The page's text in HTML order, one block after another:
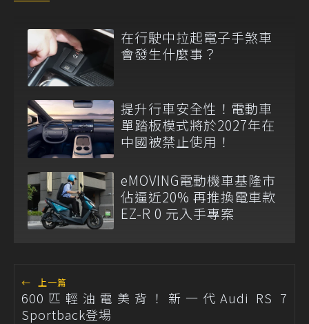
在行駛中拉起電子手煞車
會發生什麼事？
提升行車安全性！電動車
單踏板模式將於2027年在
中國被禁止使用！
eMOVING電動機車基隆市
佔逼近20% 再推換電車款
EZ-R 0 元入手專案
← 上一篇
600匹輕油電美背！新一代Audi RS 7
Sportback登場